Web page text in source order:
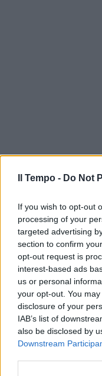
Il Tempo - Do Not
If you wish to opt-out
processing of your
targeted advertising
section to confirm
opt-out request is
interest-based ads
us or personal
your opt-out. You
disclosure of your
IAB’s list of
also be disclosed by
Downstream
In evidenza